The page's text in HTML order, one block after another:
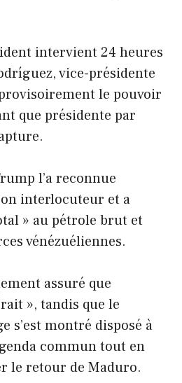
intervient 24 heures
vice-présidente
le pouvoir
que présidente par
l’a reconnue
interlocuteur et a
» au pétrole brut et
vénézuéliennes.
assuré que
», tandis que le
s’est montré disposé à
commun tout en
le retour de Maduro.